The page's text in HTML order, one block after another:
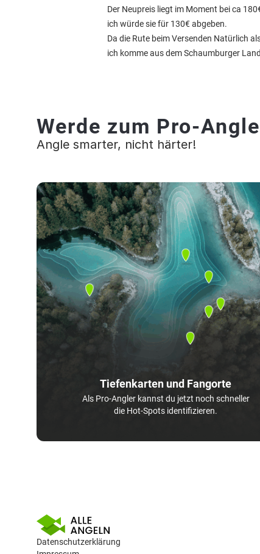
Der Neupreis liegt im Moment bei ca
ich würde sie für 130€ abgeben.
Da die Rute beim Versenden Natürlich
ich komme aus dem Schaumburger
Werde zum Pro-
Angle smarter, nicht härter!
Tiefenkarten und Fangorte
Als Pro-Angler kannst du jetzt noch schneller
die Hot-Spots identifizieren.
Datenschutzerklärung